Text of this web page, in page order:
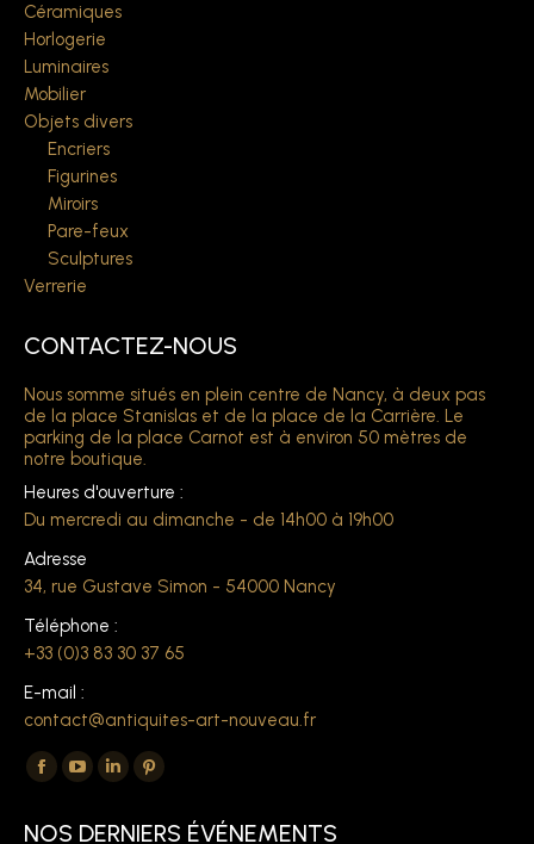
Céramiques
Horlogerie
Luminaires
Mobilier
Objets divers
Encriers
Figurines
Miroirs
Pare-feux
Sculptures
Verrerie
CONTACTEZ-NOUS
Nous somme situés en plein centre de Nancy, à deux pas
de la place Stanislas et de la place de la Carrière. Le
parking de la place Carnot est à environ 50 mètres de
notre boutique.
Heures d'ouverture :
Du mercredi au dimanche - de 14h00 à 19h00
Adresse
34, rue Gustave Simon - 54000 Nancy
Téléphone :
+33 (0)3 83 30 37 65
E-mail :
contact@antiquites-art-nouveau.fr
Trouvez nous sur :
La
La
La
La
NOS DERNIERS ÉVÉNEMENTS